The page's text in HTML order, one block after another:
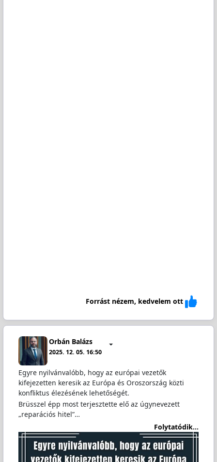
Forrást nézem, kedvelem ott
Orbán Balázs
2025. 12. 05. 16:50
Egyre nyilvánvalóbb, hogy az európai vezetők
kifejezetten keresik az Európa és Oroszország közti
konfliktus élezésének lehetőségét.
Brüsszel épp most terjesztette elő az úgynevezett
„reparációs hitel”…
Folytatódik...